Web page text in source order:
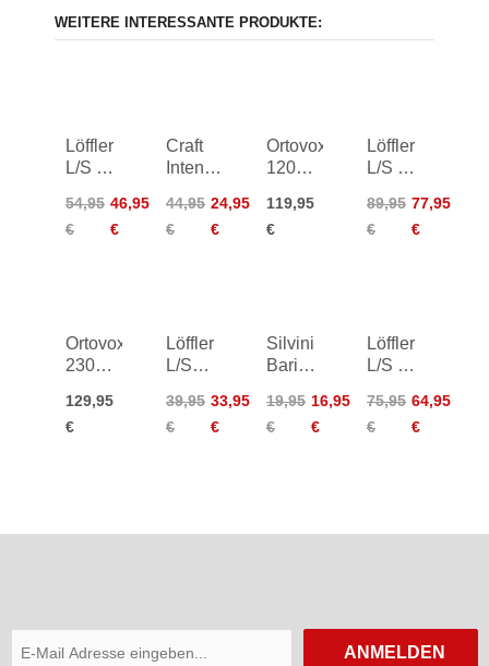
WEITERE INTERESSANTE PRODUKTE:
Löffler
L/S TS
Shirt
Women
54,95
€
46,95
€
Craft
Intensity
Women
44,95
€
24,95
€
Ortovox
120
Light
Hoody
119,95
€
Löffler
L/S TX
Shirt
Women
89,95
€
77,95
€
Ortovox
230
Zip
Neck
129,95
€
Löffler
L/S
Warm
Shirt
39,95
€
33,95
€
Silvini
Bariana
Women
19,95
€
16,95
€
Löffler
L/S TX
Shirt
Women
75,95
€
64,95
€
ANMELDEN